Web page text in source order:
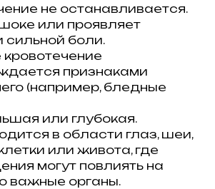
не останавливается.
или проявляет
сильной боли.
признаками
(например, бледные
или глубокая.
в области глаз, шеи,
или живота, где
могут повлиять на
важные органы.